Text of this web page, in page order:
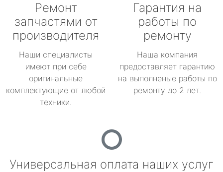
Ремонт
запчастями от
производителя
Наши специалисты
имеют при себе
оригинальные
комплектующие от любой
техники.
Гарантия на
работы по
ремонту
Наша компания
предоставляет гарантию
на выполненые работы по
ремонту до 2 лет.
Универсальная оплата наших услуг